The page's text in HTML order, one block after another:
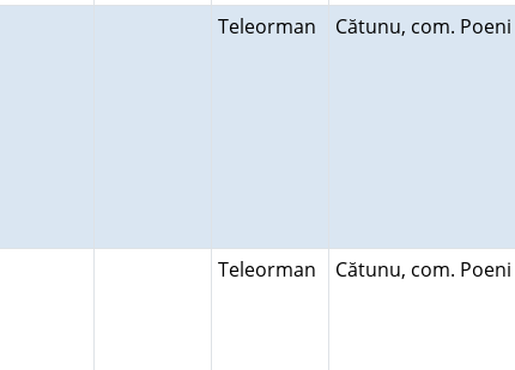
Teleorman Cătunu, com. Poeni
Teleorman Cătunu, com. Poeni